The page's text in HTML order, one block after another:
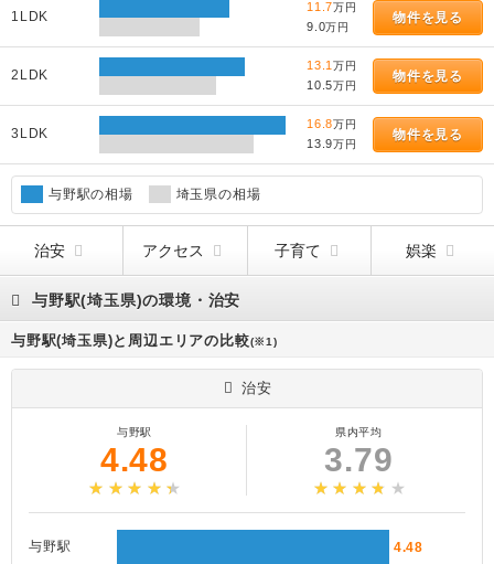
1LDK
11.7万円
9.0万円
物件を見る
2LDK
13.1万円
10.5万円
物件を見る
3LDK
16.8万円
13.9万円
物件を見る
与野駅の相場 埼玉県の相場
治安 アクセス 子育て 娯楽
与野駅(埼玉県)の環境・治安
与野駅(埼玉県)と周辺エリアの比較(※1)
治安
与野駅
4.48
県内平均
3.79
与野駅 4.48